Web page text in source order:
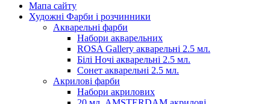
Мапа сайту
Художні Фарби і розчинники
Акварельні фарби
Набори акварельних
ROSA Gallery акварельні 2.5 мл.
Білі Ночі акварельні 2.5 мл.
Сонет акварельні 2.5 мл.
Акрилові фарби
Набори акрилових